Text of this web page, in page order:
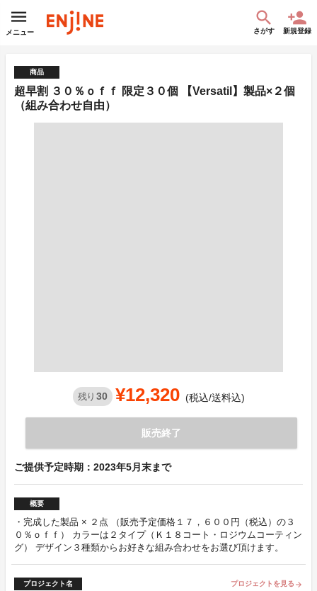
メニュー さがす 新規登録
商品
超早割 ３０％ｏｆｆ 限定３０個 【Versatil】製品×２個
（組み合わせ自由）
残り 30 ¥12,320 (税込/送料込)
販売終了
ご提供予定時期：2023年5月末まで
概要
・完成した製品 × ２点 （販売予定価格１７，６００円（税込）の３
０％ｏｆｆ） カラーは２タイプ（Ｋ１８コート・ロジウムコーティン
グ） デザイン３種類からお好きな組み合わせをお選び頂けます。
プロジェクト名 プロジェクトを見る arrow_forward